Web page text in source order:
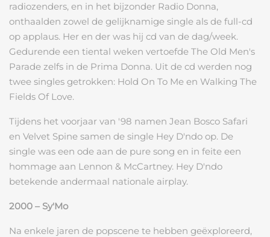
radiozenders, en in het bijzonder Radio Donna,
onthaalden zowel de gelijknamige single als de full-cd
op applaus. Her en der was hij cd van de dag/week.
Gedurende een tiental weken vertoefde The Old Men's
Parade zelfs in de Prima Donna. Uit de cd werden nog
twee singles getrokken: Hold On To Me en Walking The
Fields Of Love.
Tijdens het voorjaar van '98 namen Jean Bosco Safari
en Velvet Spine samen de single Hey D'ndo op. De
single was een ode aan de pure song en in feite een
hommage aan Lennon & McCartney. Hey D'ndo
betekende andermaal nationale airplay.
2000 – Sy'Mo
Na enkele jaren de popscene te hebben geëxploreerd,